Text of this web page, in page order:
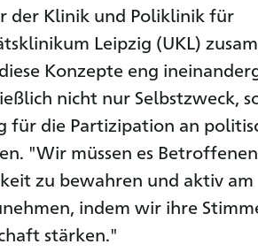
der Klinik und Poliklinik für
Leipzig (UKL)
Konzepte eng
nicht nur Selbstzweck,
für die Partizipation an
"Wir müssen es Betroffenen
zu bewahren und aktiv am
indem wir ihre
stärken."